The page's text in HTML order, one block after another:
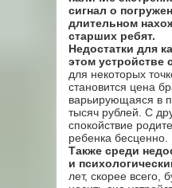
сигнал о
длительном
старших ребят.
Недостатки для
этом устройстве
для некоторых
становится цена
варьирующаяся в
тысяч рублей. С
спокойствие
ребенка бесценно.
Также среди
и
лет, скорее всего,